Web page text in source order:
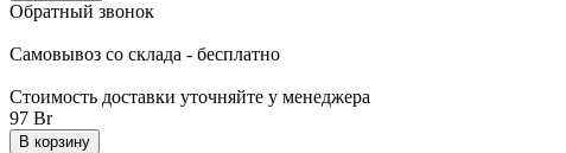
Обратный звонок
Самовывоз со склада - бесплатно
Стоимость доставки уточняйте у менеджера
97 Br
В корзину